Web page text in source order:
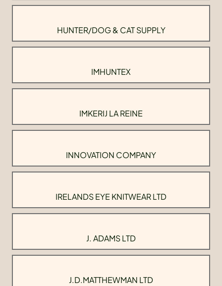
HUNTER/DOG & CAT SUPPLY
IMHUNTEX
IMKERIJ LA REINE
INNOVATION COMPANY
IRELANDS EYE KNITWEAR LTD
J. ADAMS LTD
J.D.MATTHEWMAN LTD